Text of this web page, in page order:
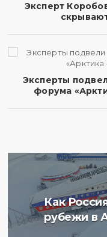
Эксперт
Эксперты
форума
Как
рубежи в
Ученые
плавучего